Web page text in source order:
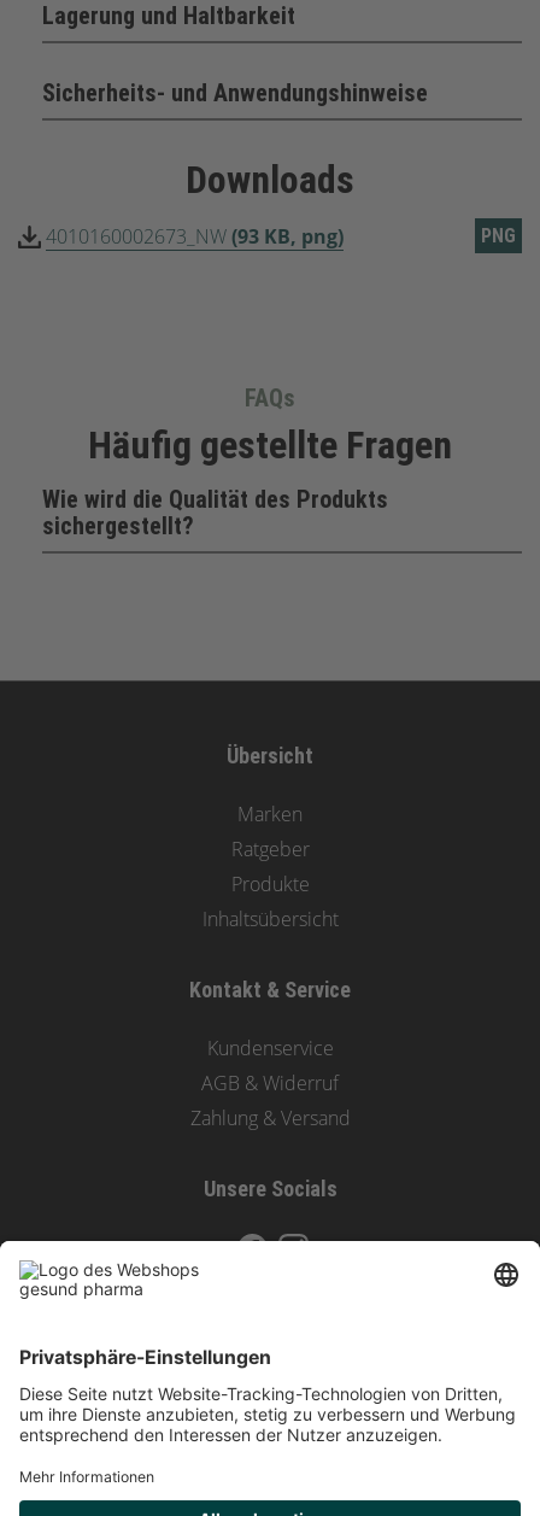
Lagerung und Haltbarkeit
Sicherheits- und Anwendungshinweise
Downloads
4010160002673_NW(93 KB, png) PNG
FAQs
Häufig gestellte Fragen
Wie wird die Qualität des Produkts
sichergestellt?
Übersicht
Marken
Ratgeber
Produkte
Inhaltsübersicht
Kontakt & Service
Kundenservice
AGB & Widerruf
Zahlung & Versand
Unsere Socials